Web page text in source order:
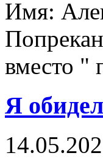
Имя:
вместо "
Я